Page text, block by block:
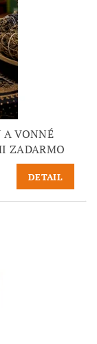
A VONNÉ
ZADARMO
DETAIL